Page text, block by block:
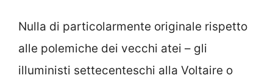
Nulla di particolarmente originale rispetto
alle polemiche dei vecchi atei – gli
illuministi settecenteschi alla Voltaire o